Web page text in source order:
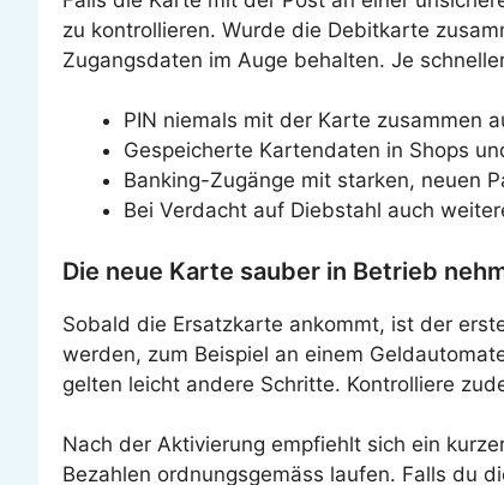
zu kontrollieren. Wurde die Debitkarte
Zugangsdaten im Auge behalten. Je
PIN niemals mit der Karte zusammen
Gespeicherte Kartendaten in Shops
Banking-Zugänge mit starken, neuen
Bei Verdacht auf Diebstahl auch
Die neue Karte sauber in Betrieb
Sobald die Ersatzkarte ankommt, ist der
werden, zum Beispiel an einem
gelten leicht andere Schritte. Kontrolliere
Nach der Aktivierung empfiehlt sich ein
Bezahlen ordnungsgemäss laufen. Falls du